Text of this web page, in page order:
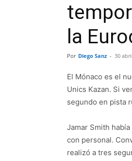
la
Por Diego Sanz - 30
El Mónaco es el
Unics Kazan. Si
segundo en pista
Jamar Smith
con personal.
realizó a tres